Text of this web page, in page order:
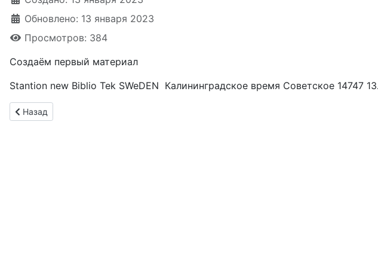
Обновлено: 13 января 2023
Просмотров: 384
Создаём первый материал
Stantion new Biblio Tek SWeDEN Калининградское время Советское 14747
Предыдущий: Эксперты МПГУ
Назад